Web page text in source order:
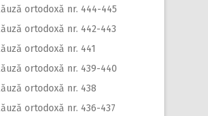
ortodoxă nr. 444-445
ortodoxă nr. 442-443
ortodoxă nr. 441
ortodoxă nr. 439-440
ortodoxă nr. 438
ortodoxă nr. 436-437